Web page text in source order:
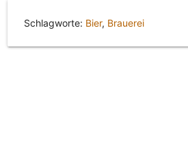
Schlagworte: Bier, Brauerei